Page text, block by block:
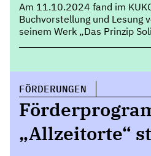
Am 11.10.2024 fand im
Buchvorstellung und Lesung
seinem Werk „Das Prinzip
FÖRDERUNGEN
„Allzeitorte“